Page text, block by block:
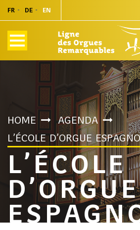
FR DE EN
HOME
AGENDA
L’ÉCOLE D’ORGUE
L’ÉCOLE
D’ORGUE